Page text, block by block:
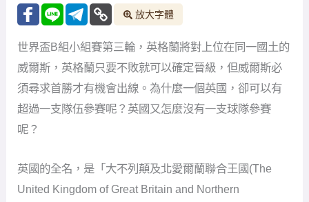
放大字體
世界盃B組小組賽第三輪，英格蘭將對上位在同一國土的
威爾斯，英格蘭只要不敗就可以確定晉級，但威爾斯必
須尋求首勝才有機會出線。為什麼一個英國，卻可以有
超過一支隊伍參賽呢？英國又怎麼沒有一支球隊參賽
呢？
英國的全名，是「大不列顛及北愛爾蘭聯合王國(The
United Kingdom of Great Britain and Northern